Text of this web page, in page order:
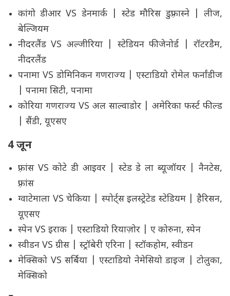
कांगो डीआर VS डेनमार्क | स्टेड मौरिस डुफ़्रास्ने | लीज,
बेल्जियम
नीदरलैंड VS अल्जीरिया | स्टेडियन फीजेनोर्ड | रॉटरडैम,
नीदरलैंड
पनामा VS डोमिनिकन गणराज्य | एस्टाडियो रोमेल फर्नांडीज
| पनामा सिटी, पनामा
कोरिया गणराज्य VS अल साल्वाडोर | अमेरिका फर्स्ट फील्ड
| सैंडी, यूएसए
4 जून
फ़्रांस VS कोटे डी आइवर | स्टेड डे ला ब्यूजॉयर | नैनटेस,
फ़्रांस
ग्वाटेमाला VS चेकिया | स्पोर्ट्स इलस्ट्रेटेड स्टेडियम | हैरिसन,
यूएसए
स्पेन VS इराक | एस्टाडियो रियाज़ोर | ए कोरुना, स्पेन
स्वीडन VS ग्रीस | स्ट्रॉबेरी एरिना | स्टॉकहोम, स्वीडन
मेक्सिको VS सर्बिया | एस्टाडियो नेमेसियो डाइज | टोलुका,
मेक्सिको